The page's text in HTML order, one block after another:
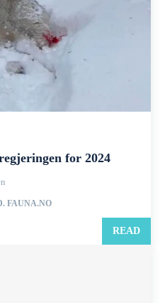
for 2024
FAUNA.NO
READ